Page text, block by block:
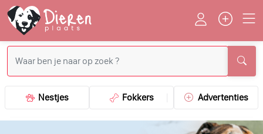
Nestjes Fokkers Advertenties